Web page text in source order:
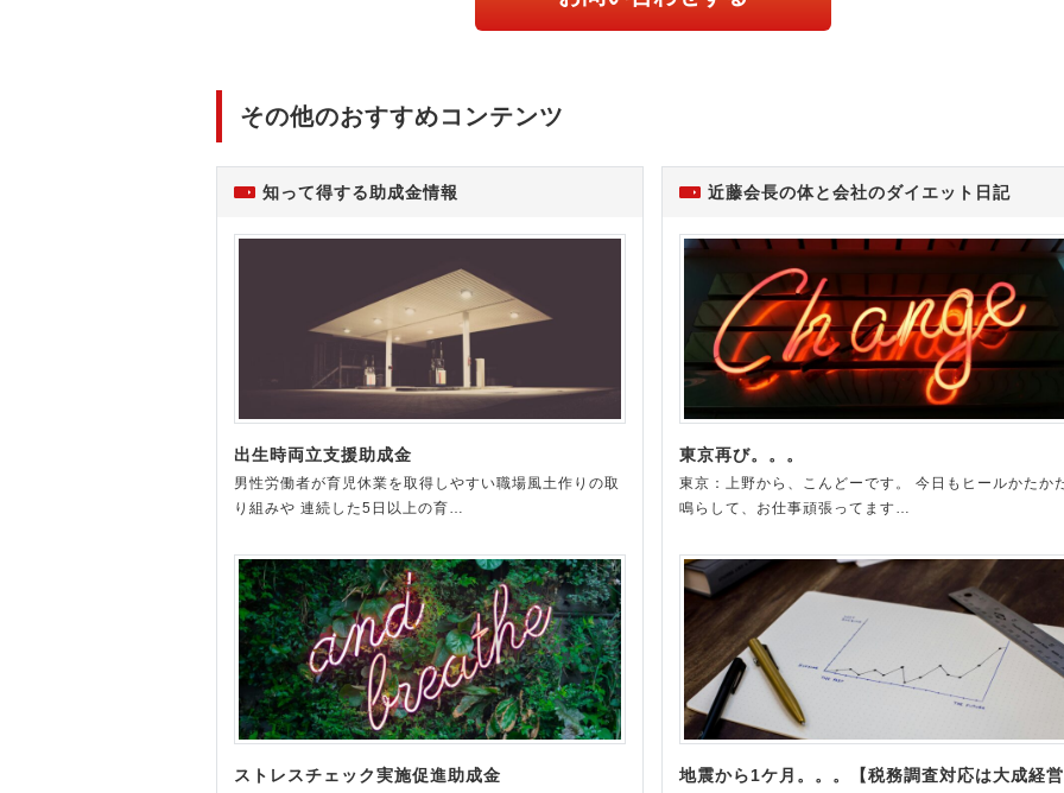
その他のおすすめコンテンツ
知って得する助成金情報
出生時両立支援助成金
男性労働者が育児休業を取得しやすい職場風土作りの取
り組みや 連続した5日以上の育…
ストレスチェック実施促進助成金
近藤会長の体と会社のダイエット日記
東京再び。。。
東京：上野から、こんどーです。 今日もヒールかたか
鳴らして、お仕事頑張ってます…
地震から1ケ月。。。【税務調査対応は大成経営